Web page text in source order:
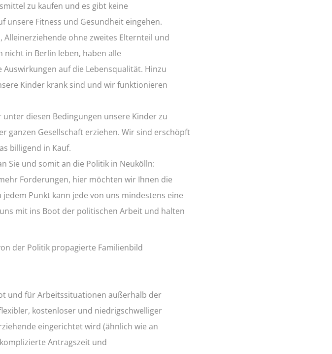
zu kaufen und es gibt keine
unsere Fitness und Gesundheit eingehen.
ohne zweites Elternteil und
in Berlin leben, haben alle
auf die Lebensqualität. Hinzu
Kinder krank sind und wir funktionieren
diesen Bedingungen unsere Kinder zu
ganzen Gesellschaft erziehen. Wir sind erschöpft
billigend in Kauf.
Sie und somit an die Politik in Neukölln:
Forderungen, hier möchten wir Ihnen die
Punkt kann jede von uns mindestens eine
mit ins Boot der politischen Arbeit und halten
der Politik propagierte Familienbild
und für Arbeitssituationen außerhalb der
kostenloser und niedrigschwelliger
eingerichtet wird (ähnlich wie an
Antragszeit und